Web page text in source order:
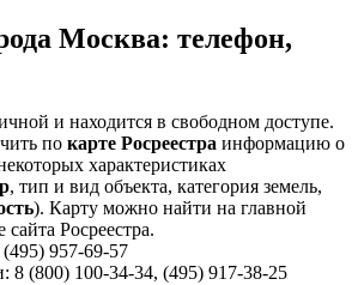
Москва: телефон,
и находится в свободном доступе.
по карте Росреестра информацию о
характеристиках
, тип и вид объекта, категория земель,
). Карту можно найти на главной
сайта Росреестра.
957-69-57
8 (800) 100-34-34, (495) 917-38-25